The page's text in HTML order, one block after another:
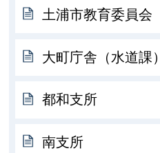
土浦市教育委員会
大町庁舎（水道課）
都和支所
南支所